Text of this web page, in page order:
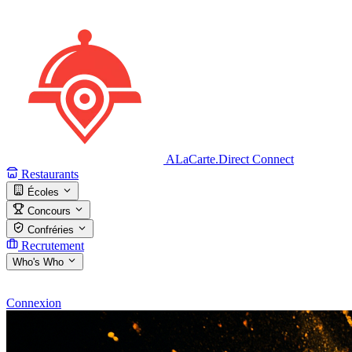
ALaCarte.Direct Connect
Restaurants
Écoles
Concours
Confréries
Recrutement
Who's Who
Connexion